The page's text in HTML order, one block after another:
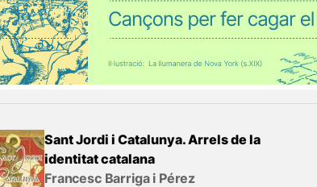
Sant Jordi i Catalunya. Arrels de la
identitat catalana
Francesc Barriga i Pérez